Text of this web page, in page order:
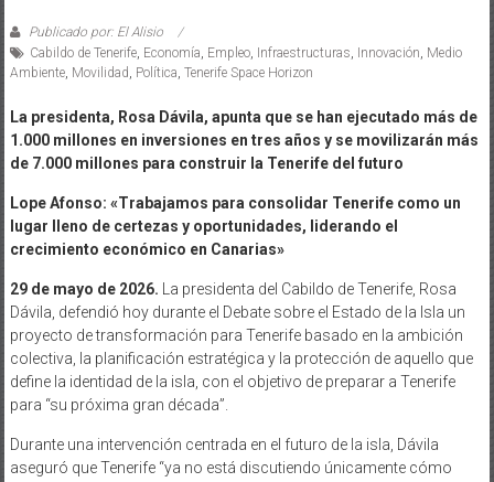
Publicado por: El Alisio
Cabildo de Tenerife, Economía Empleo, Infraestructuras Innovación Medio
Ambiente, Movilidad Política Tenerife Space Horizon
La presidenta, Rosa Dávila, apunta que se han ejecutado más de
1.000 millones en inversiones en tres años y se movilizarán más
de 7.000 millones para construir la Tenerife del futuro
Lope Afonso: «Trabajamos para consolidar Tenerife como un
lugar lleno de certezas y oportunidades, liderando el
crecimiento económico en Canarias»
29 de mayo de 2026. La presidenta del Cabildo de Tenerife, Rosa
Dávila, defendió hoy durante el Debate sobre el Estado de la Isla un
proyecto de transformación para Tenerife basado en la ambición
colectiva, la planificación estratégica y la protección de aquello que
define la identidad de la isla, con el objetivo de preparar a Tenerife
para “su próxima gran década”.
Durante una intervención centrada en el futuro de la isla, Dávila
aseguró que Tenerife “ya no está discutiendo únicamente cómo